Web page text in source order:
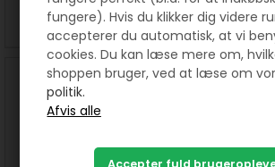
fungere). Hvis du klikker dig videre
accepterer du automatisk, at vi
cookies. Du kan læse mere om,
shoppen bruger, ved at læse om
politik.
SE MERE KØB